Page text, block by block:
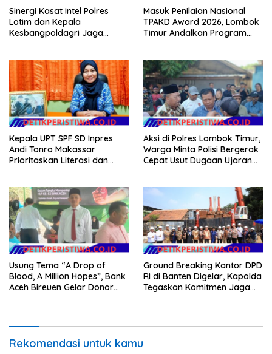
Sinergi Kasat Intel Polres
Lotim dan Kepala
Kesbangpoldagri Jaga
Masuk Penilaian Nasional
TPAKD Award 2026, Lombok
Timur Andalkan Program
Warga
Kepala UPT SPF SD Inpres
Andi Tonro Makassar
Prioritaskan Literasi dan
Aksi di Polres Lombok Timur,
Warga Minta Polisi Bergerak
Cepat Usut Dugaan Ujaran
Usung Tema “A Drop of
Blood, A Million Hopes”, Bank
Aceh Bireuen Gelar Donor
Ground Breaking Kantor DPD
RI di Banten Digelar, Kapolda
Tegaskan Komitmen Jaga
Rekomendasi untuk kamu